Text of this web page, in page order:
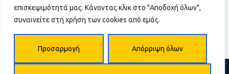
επισκεψιμότητά μας. Κάνοντας κλικ στο "Αποδοχή όλων",
συναινείτε στη χρήση των cookies από εμάς.
Προσαρμογή Απόρριψη όλων
Boston, MA, 02116
(+123)-456-7890